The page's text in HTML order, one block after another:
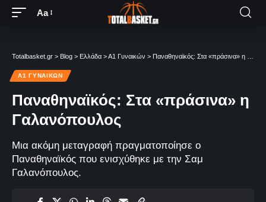
Aa
Totalbasket.gr > Blog > Ελλάδα >Α1 Γυναικών > Παναθηναϊκός: Στα «πράσινα» η Γαλανόπουλος
Α1 ΓΥΝΑΙΚΏΝ
Παναθηναϊκός: Στα «πράσινα» η
Γαλανόπουλος
Μια ακόμη μεταγραφή πραγματοποίησε ο
Παναθηναϊκός που ενισχύθηκε με την Σαμ
Γαλανόπουλος.